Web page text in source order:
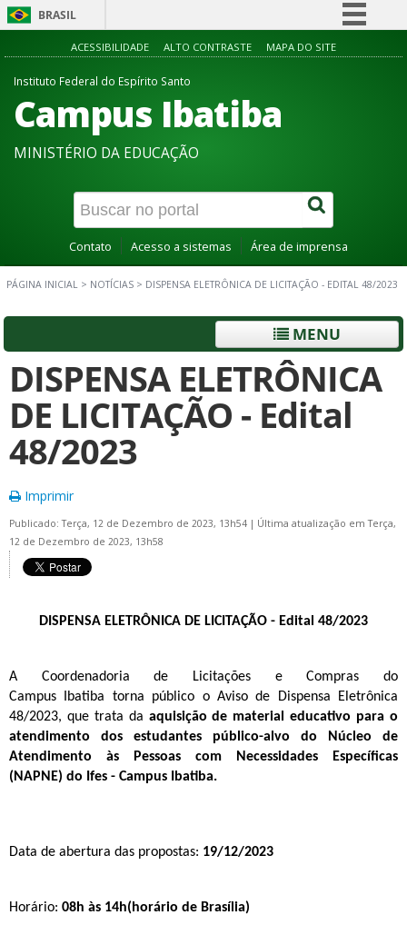
BRASIL
Simplifique!
Acesso à informação
Canais
ACESSIBILIDADE ALTO CONTRASTE MAPA DO SITE
Instituto Federal do Espírito Santo
Campus Ibatiba
MINISTÉRIO DA EDUCAÇÃO
Contato Acesso a sistemas Área de imprensa
PÁGINA INICIAL > NOTÍCIAS > DISPENSA ELETRÔNICA DE LICITAÇÃO - EDITAL 48/2023
MENU
DISPENSA ELETRÔNICA
DE LICITAÇÃO - Edital
48/2023
Imprimir
Publicado: Terça, 12 de Dezembro de 2023, 13h54 | Última atualização em Terça,
12 de Dezembro de 2023, 13h58
DISPENSA ELETRÔNICA DE LICITAÇÃO - Edital 48/2023
A Coordenadoria de Licitações e Comprasdo
Campus
Ibatiba torna público o Aviso de Dispensa Eletrônica
48/2023, que trata da aquisição de material educativo para o
atendimento dos estudantes público-alvo do Núcleo de
Atendimento às Pessoas com Necessidades Específicas
(NAPNE) do Ifes - Campus Ibatiba.
Data de abertura das propostas: 19/12/2023
Horário: 08h às 14h(horário de Brasília)